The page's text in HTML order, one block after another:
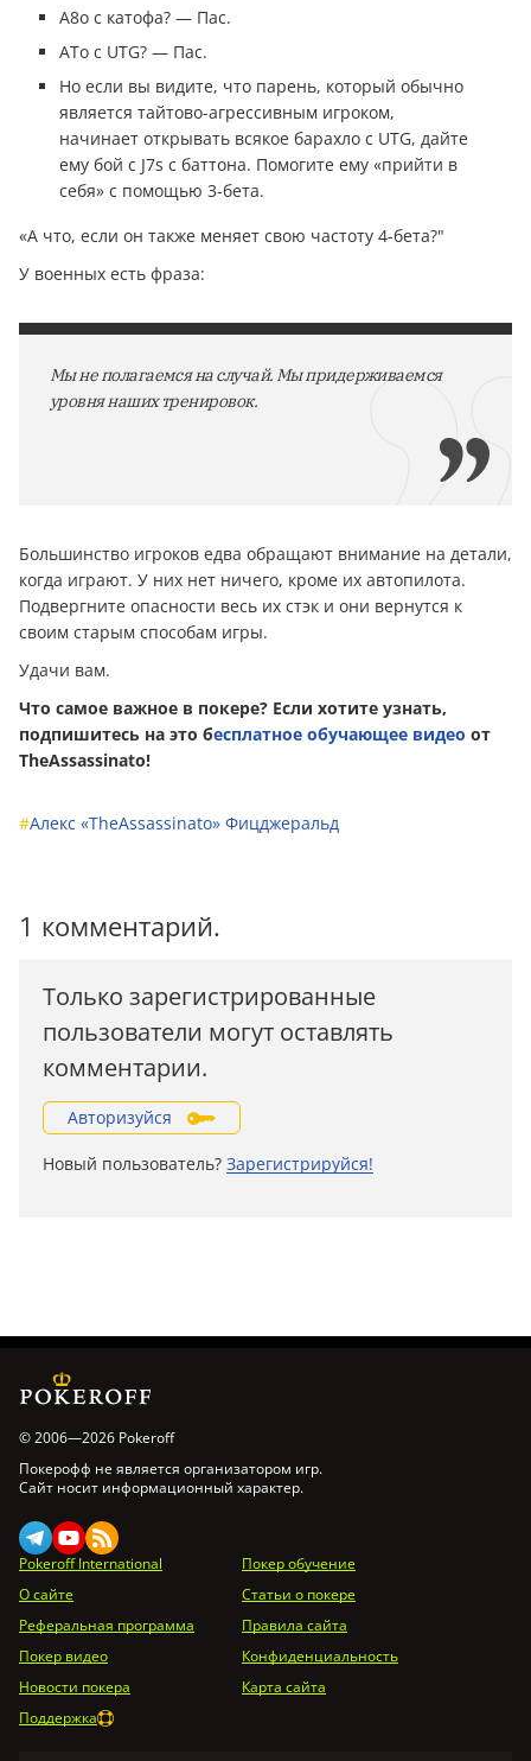
А8о с катофа? — Пас.
АTо с UTG? — Пас.
Но если вы видите, что парень, который обычно
является тайтово-агрессивным игроком,
начинает открывать всякое барахло с UTG, дайте
ему бой с J7s с баттона. Помогите ему «прийти в
себя» с помощью 3-бета.
«А что, если он также меняет свою частоту 4-бета?"
У военных есть фраза:
Мы не полагаемся на случай. Мы придерживаемся
уровня наших тренировок.
Большинство игроков едва обращают внимание на детали,
когда играют. У них нет ничего, кроме их автопилота.
Подвергните опасности весь их стэк и они вернутся к
своим старым способам игры.
Удачи вам.
Что самое важное в покере? Если хотите узнать,
подпишитесь на это бесплатное обучающее видео от
TheAssassinato!
#Алекс «TheAssassinato» Фицджеральд
1 комментарий.
Только зарегистрированные
пользователи могут оставлять
комментарии.
Авторизуйся
Новый пользователь? Зарегистрируйся!
© 2006—2026 Pokeroff
Покерофф не является организатором игр.
Сайт носит информационный характер.
Pokeroff International
Покер обучение
О сайте
Статьи о покере
Реферальная программа
Правила сайта
Покер видео
Конфиденциальность
Новости покера
Карта сайта
Поддержка